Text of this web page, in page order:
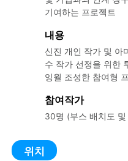
기여하는 프로젝트
내용
신진 개인 작가 및 아
수 작가 선정을 위한
잉월 조성한 참여형
참여작가
30명 (부스 배치도
위치